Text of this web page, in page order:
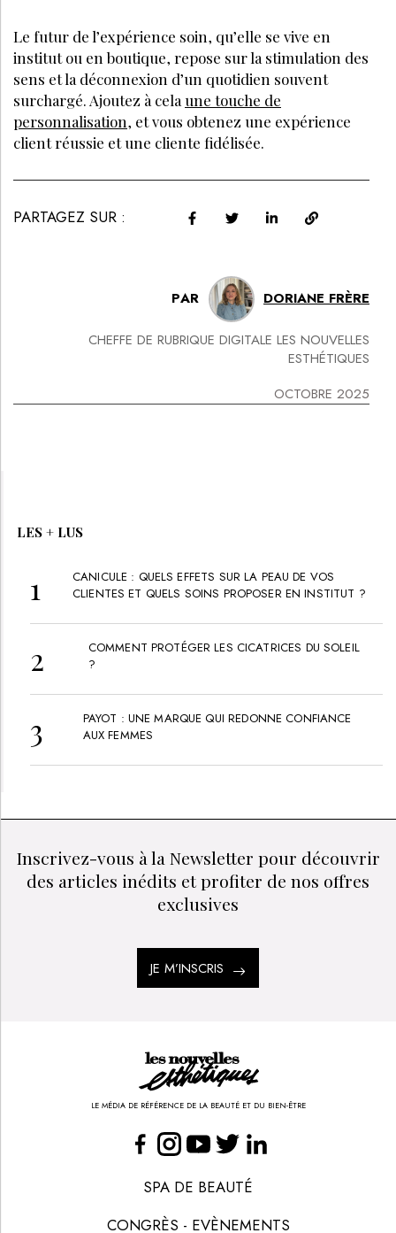
Le futur de l’expérience soin, qu’elle se vive en
institut ou en boutique, repose sur la stimulation des
sens et la déconnexion d’un quotidien souvent
surchargé. Ajoutez à cela une touche de
personnalisation, et vous obtenez une expérience
client réussie et une cliente fidélisée.
PARTAGEZ SUR :
PAR DORIANE FRÈRE
CHEFFE DE RUBRIQUE DIGITALE LES NOUVELLES
ESTHÉTIQUES
OCTOBRE 2025
LES + LUS
CANICULE : QUELS EFFETS SUR LA PEAU DE VOS
CLIENTES ET QUELS SOINS PROPOSER EN INSTITUT ?
COMMENT PROTÉGER LES CICATRICES DU SOLEIL
?
PAYOT : UNE MARQUE QUI REDONNE CONFIANCE
AUX FEMMES
Inscrivez-vous à la Newsletter pour découvrir
des articles inédits et profiter de nos offres
exclusives
JE M’INSCRIS
LE MÉDIA DE RÉFÉRENCE DE LA BEAUTÉ ET DU BIEN-ÊTRE
SPA DE BEAUTÉ
CONGRÈS - EVÈNEMENTS